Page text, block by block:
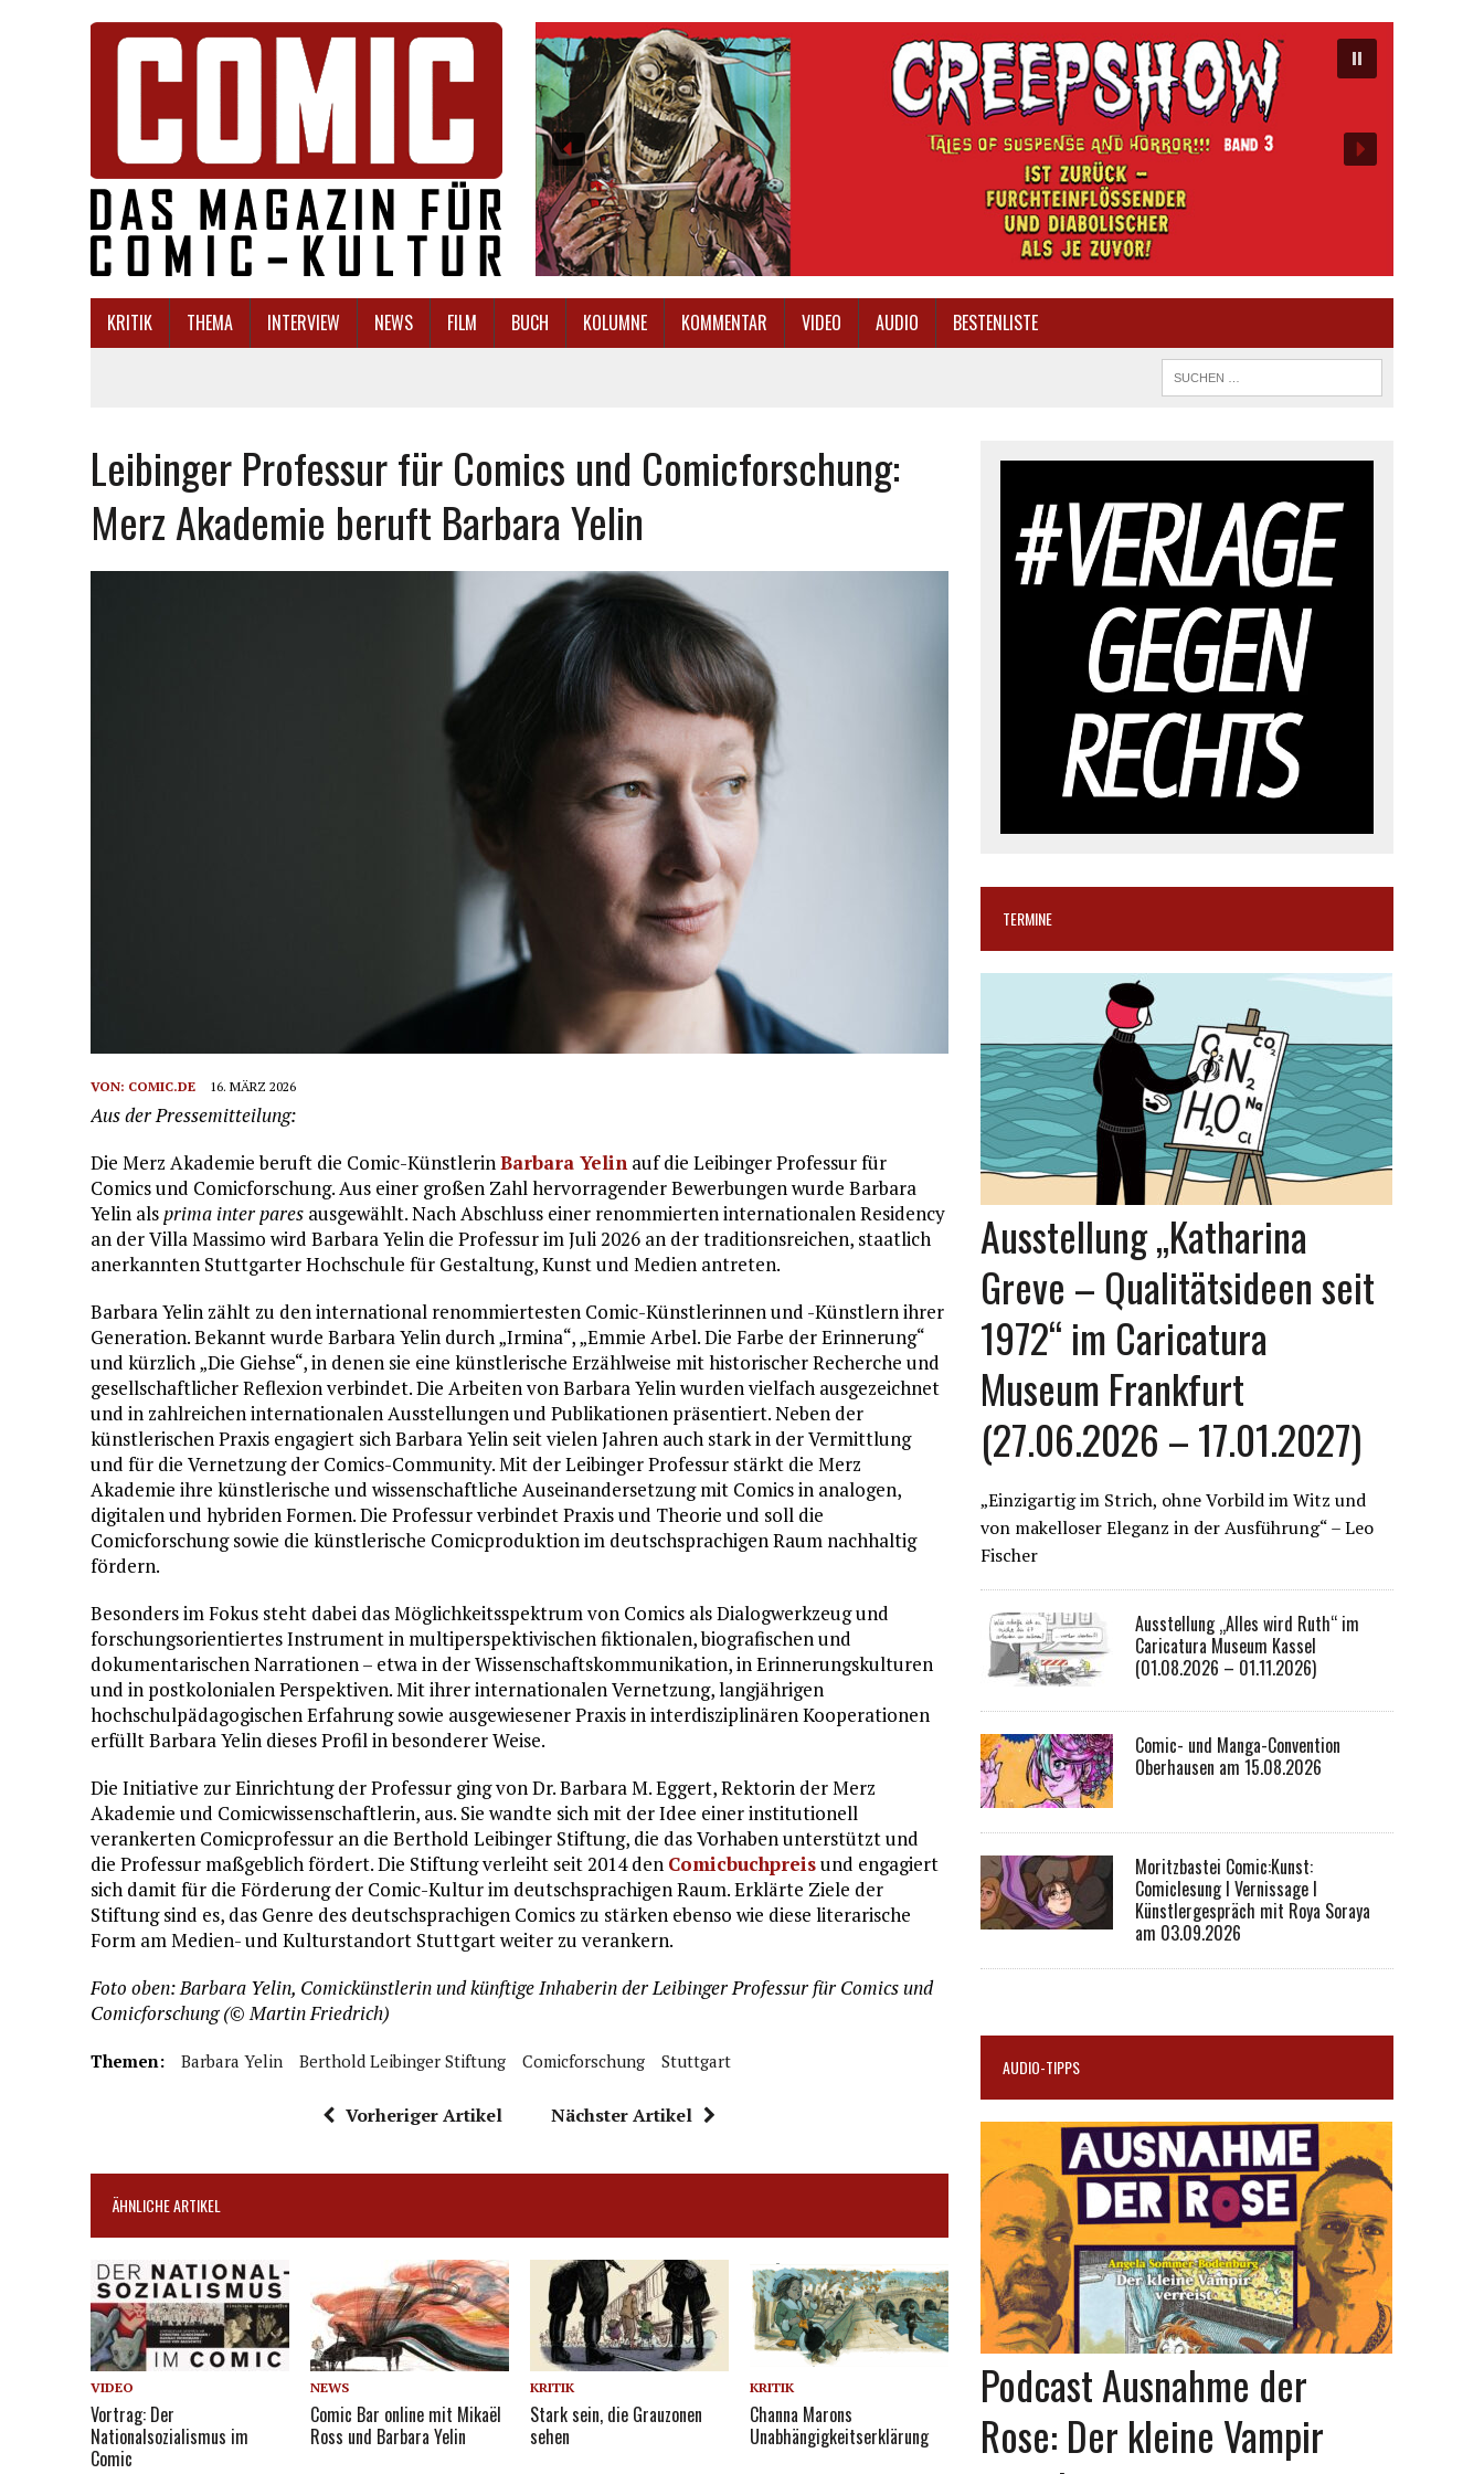
KRITIK THEMA INTERVIEW NEWS FILM BUCH KOLUMNE KOMMENTAR VIDEO AUDIO BESTENLISTE
Leibinger Professur für Comics und Comicforschung:
Merz Akademie beruft Barbara Yelin
VON: COMIC.DE 16. MÄRZ 2026
Aus der Pressemitteilung:
Die Merz Akademie beruft die Comic-KünstlerinBarbara Yelin auf die Leibinger Professur für
Comics und Comicforschung. Aus einer großen Zahl hervorragender Bewerbungen wurde Barbara
Yelin alsprima inter pares ausgewählt. Nach Abschluss einer renommierten internationalen Residency
an der Villa Massimo wird Barbara Yelin die Professur im Juli 2026 an der traditionsreichen, staatlich
anerkannten Stuttgarter Hochschule für Gestaltung, Kunst und Medien antreten.
Barbara Yelin zählt zu den international renommiertesten Comic-Künstlerinnen und -Künstlern ihrer
Generation. Bekannt wurde Barbara Yelin durch „Irmina“, „Emmie Arbel. Die Farbe der Erinnerung“
und kürzlich „Die Giehse“, in denen sie eine künstlerische Erzählweise mit historischer Recherche und
gesellschaftlicher Reflexion verbindet. Die Arbeiten von Barbara Yelin wurden vielfach ausgezeichnet
und in zahlreichen internationalen Ausstellungen und Publikationen präsentiert. Neben der
künstlerischen Praxis engagiert sich Barbara Yelin seit vielen Jahren auch stark in der Vermittlung
und für die Vernetzung der Comics-Community. Mit der Leibinger Professur stärkt die Merz
Akademie ihre künstlerische und wissenschaftliche Auseinandersetzung mit Comics in analogen,
digitalen und hybriden Formen. Die Professur verbindet Praxis und Theorie und soll die
Comicforschung sowie die künstlerische Comicproduktion im deutschsprachigen Raum nachhaltig
fördern.
Besonders im Fokus steht dabei das Möglichkeitsspektrum von Comics als Dialogwerkzeug und
forschungsorientiertes Instrument in multiperspektivischen fiktionalen, biografischen und
dokumentarischen Narrationen – etwa in der Wissenschaftskommunikation, in Erinnerungskulturen
und in postkolonialen Perspektiven. Mit ihrer internationalen Vernetzung, langjährigen
hochschulpädagogischen Erfahrung sowie ausgewiesener Praxis in interdisziplinären Kooperationen
erfüllt Barbara Yelin dieses Profil in besonderer Weise.
Die Initiative zur Einrichtung der Professur ging von Dr. Barbara M. Eggert, Rektorin der Merz
Akademie und Comicwissenschaftlerin, aus. Sie wandte sich mit der Idee einer institutionell
verankerten Comicprofessur an die Berthold Leibinger Stiftung, die das Vorhaben unterstützt und
die Professur maßgeblich fördert. Die Stiftung verleiht seit 2014 den Comicbuchpreisund engagiert
sich damit für die Förderung der Comic-Kultur im deutschsprachigen Raum. Erklärte Ziele der
Stiftung sind es, das Genre des deutschsprachigen Comics zu stärken ebenso wie diese literarische
Form am Medien- und Kulturstandort Stuttgart weiter zu verankern.
Foto oben: Barbara Yelin, Comickünstlerin und künftige Inhaberin der Leibinger Professur für Comics und
Comicforschung (© Martin Friedrich)
Themen: Barbara Yelin Berthold Leibinger Stiftung Comicforschung Stuttgart
Vorheriger Artikel Nächster Artikel
ÄHNLICHE ARTIKEL
VIDEO
Vortrag: Der
Nationalsozialismus im
Comic
NEWS
Comic Bar online mit Mikaël
Ross und Barbara Yelin
KRITIK
Stark sein, die Grauzonen
sehen
KRITIK
Channa Marons
Unabhängigkeitserklärung
TERMINE
Ausstellung „Katharina
Greve – Qualitätsideen seit
1972“ im Caricatura
Museum Frankfurt
(27.06.2026 – 17.01.2027)
„Einzigartig im Strich, ohne Vorbild im Witz und
von makelloser Eleganz in der Ausführung“ – Leo
Fischer
Ausstellung „Alles wird Ruth“ im
Caricatura Museum Kassel
(01.08.2026 – 01.11.2026)
Comic- und Manga-Convention
Oberhausen am 15.08.2026
Moritzbastei Comic:Kunst:
Comiclesung I Vernissage I
Künstlergespräch mit Roya Soraya
am 03.09.2026
AUDIO-TIPPS
Podcast Ausnahme der
Rose: Der kleine Vampir